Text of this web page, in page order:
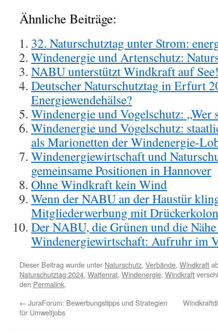
Ähnliche Beiträge:
32. Naturschutztag unter Strom:
Windenergie und Artenschutz:
NABU unterstützt Windkraft auf
Deutscher Naturschutztag in Erfurt
Energiewendehälse?
Windenergie und Vogelschutz: „Wer
Windenergie und Vogelschutz:
als Marionetten der Windenergie-
Windenergiewirtschaft und
gemeinsame Positionen in Hannover
Ohne Windkraft kein Wind
Wenn der NABU an der Haustür
Mitgliederwerbung mit
Der NABU, die Grünen und die
Windenergiewirtschaft: Aufruhr im
Dieser Beitrag wurde unter Naturschutz, Verbände, Windkraft
Naturschutztag 2024, Wattenrat, Windenergie, Windkraft
den Permalink.
← JuraForum: Bewerbungstipps und Strategien
für Umweltjobs